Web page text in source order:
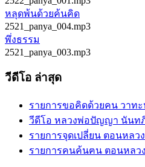
หลุดพ้นด้วยค้นคิด
2521_panya_004.mp3
พึ่งธรรม
2521_panya_003.mp3
วีดีโอ ล่าสุด
รายการขอคิดด้วยคน วา
วีดีโอ หลวงพ่อปัญญา นันท
รายการจุดเปลี่ยน ตอนหล
รายการคนค้นฅน ตอนหล